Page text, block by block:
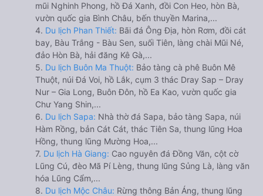
mũi Nghinh Phong, hồ Đá Xanh, đồi Con Heo, hòn Bà,
vườn quốc gia Bình Châu, bến thuyền Marina,...
4. Du lịch Phan Thiết: Bãi đá Ông Địa, hòn Rơm, đồi cát
bay, Bàu Trắng - Bàu Sen, suối Tiên, làng chài Mũi Né,
đảo Hòn Bà, hải đăng Kê Gà,...
5. Du lịch Buôn Ma Thuột: Bảo tàng cà phê Buôn Mê
Thuột, núi Đá Voi, hồ Lắk, cụm 3 thác Dray Sap – Dray
Nur – Gia Long, Buôn Đôn, hồ Ea Kao, vườn quốc gia
Chư Yang Shin,...
6. Du lịch Sapa: Nhà thờ đá Sapa, bảo tàng Sapa, núi
Hàm Rồng, bản Cát Cát, thác Tiên Sa, thung lũng Hoa
Hồng, thung lũng Mường Hoa,...
7. Du lịch Hà Giang: Cao nguyên đá Đồng Văn, cột cờ
Lũng Cú, đèo Mã Pí Lèng, thung lũng Sủng Là, làng văn
hóa Lũng Cẩm,...
8. Du lịch Mộc Châu: Rừng thông Bản Áng, thung lũng